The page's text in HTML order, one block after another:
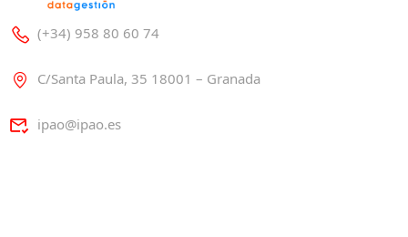
(+34) 958 80 60 74
C/Santa Paula, 35 18001 – Granada
ipao@ipao.es